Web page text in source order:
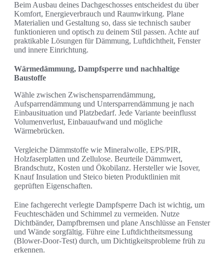
Beim Ausbau deines Dachgeschosses entscheidest du über
Komfort, Energieverbrauch und Raumwirkung. Plane
Materialien und Gestaltung so, dass sie technisch sauber
funktionieren und optisch zu deinem Stil passen. Achte auf
praktikable Lösungen für Dämmung, Luftdichtheit, Fenster
und innere Einrichtung.
Wärmedämmung, Dampfsperre und nachhaltige
Baustoffe
Wähle zwischen Zwischensparrendämmung,
Aufsparrendämmung und Untersparrendämmung je nach
Einbausituation und Platzbedarf. Jede Variante beeinflusst
Volumenverlust, Einbauaufwand und mögliche
Wärmebrücken.
Vergleiche Dämmstoffe wie Mineralwolle, EPS/PIR,
Holzfaserplatten und Zellulose. Beurteile Dämmwert,
Brandschutz, Kosten und Ökobilanz. Hersteller wie Isover,
Knauf Insulation und Steico bieten Produktlinien mit
geprüften Eigenschaften.
Eine fachgerecht verlegte Dampfsperre Dach ist wichtig, um
Feuchteschäden und Schimmel zu vermeiden. Nutze
Dichtbänder, Dampfbremsen und plane Anschlüsse an Fenster
und Wände sorgfältig. Führe eine Luftdichtheitsmessung
(Blower-Door-Test) durch, um Dichtigkeitsprobleme früh zu
erkennen.